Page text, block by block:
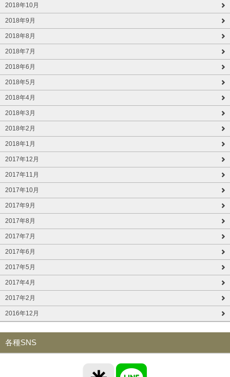
2018年10月
2018年9月
2018年8月
2018年7月
2018年6月
2018年5月
2018年4月
2018年3月
2018年2月
2018年1月
2017年12月
2017年11月
2017年10月
2017年9月
2017年8月
2017年7月
2017年6月
2017年5月
2017年4月
2017年2月
2016年12月
各種SNS